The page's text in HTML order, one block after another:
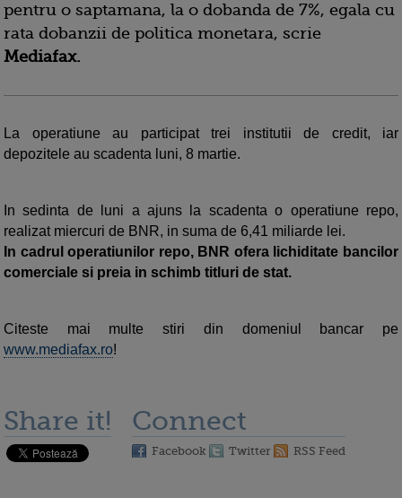
pentru o saptamana, la o dobanda de 7%, egala cu
rata dobanzii de politica monetara, scrie
Mediafax.
La operatiune au participat trei institutii de credit, iar
depozitele au scadenta luni, 8 martie.
In sedinta de luni a ajuns la scadenta o operatiune repo,
realizat miercuri de BNR, in suma de 6,41 miliarde lei.
In cadrul operatiunilor repo, BNR ofera lichiditate bancilor
comerciale si preia in schimb titluri de stat.
Citeste mai multe stiri din domeniul bancar pe
www.mediafax.ro!
Share it! Connect
Facebook Twitter RSS Feed